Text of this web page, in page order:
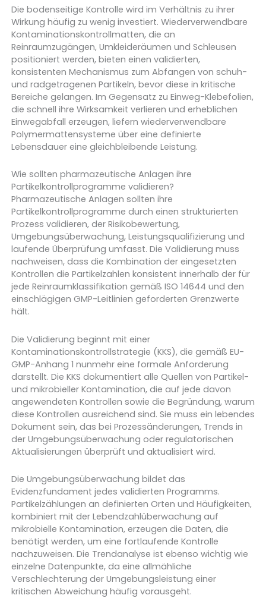
Die bodenseitige Kontrolle wird im Verhältnis zu ihrer
Wirkung häufig zu wenig investiert. Wiederverwendbare
Kontaminationskontrollmatten, die an
Reinraumzugängen, Umkleideräumen und Schleusen
positioniert werden, bieten einen validierten,
konsistenten Mechanismus zum Abfangen von schuh-
und radgetragenen Partikeln, bevor diese in kritische
Bereiche gelangen. Im Gegensatz zu Einweg-Klebefolien,
die schnell ihre Wirksamkeit verlieren und erheblichen
Einwegabfall erzeugen, liefern wiederverwendbare
Polymermattensysteme über eine definierte
Lebensdauer eine gleichbleibende Leistung.
Wie sollten pharmazeutische Anlagen ihre
Partikelkontrollprogramme validieren?
Pharmazeutische Anlagen sollten ihre
Partikelkontrollprogramme durch einen strukturierten
Prozess validieren, der Risikobewertung,
Umgebungsüberwachung, Leistungsqualifizierung und
laufende Überprüfung umfasst. Die Validierung muss
nachweisen, dass die Kombination der eingesetzten
Kontrollen die Partikelzahlen konsistent innerhalb der für
jede Reinraumklassifikation gemäß ISO 14644 und den
einschlägigen GMP-Leitlinien geforderten Grenzwerte
hält.
Die Validierung beginnt mit einer
Kontaminationskontrollstrategie (KKS), die gemäß EU-
GMP-Anhang 1 nunmehr eine formale Anforderung
darstellt. Die KKS dokumentiert alle Quellen von Partikel-
und mikrobieller Kontamination, die auf jede davon
angewendeten Kontrollen sowie die Begründung, warum
diese Kontrollen ausreichend sind. Sie muss ein lebendes
Dokument sein, das bei Prozessänderungen, Trends in
der Umgebungsüberwachung oder regulatorischen
Aktualisierungen überprüft und aktualisiert wird.
Die Umgebungsüberwachung bildet das
Evidenzfundament jedes validierten Programms.
Partikelzählungen an definierten Orten und Häufigkeiten,
kombiniert mit der Lebendzahlüberwachung auf
mikrobielle Kontamination, erzeugen die Daten, die
benötigt werden, um eine fortlaufende Kontrolle
nachzuweisen. Die Trendanalyse ist ebenso wichtig wie
einzelne Datenpunkte, da eine allmähliche
Verschlechterung der Umgebungsleistung einer
kritischen Abweichung häufig vorausgeht.